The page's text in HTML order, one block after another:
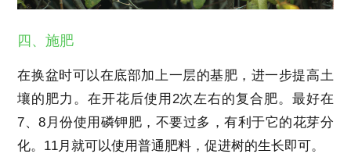
四、施肥
在换盆时可以在底部加上一层的基肥，进一步提高土
壤的肥力。在开花后使用2次左右的复合肥。最好在
7、8月份使用磷钾肥，不要过多，有利于它的花芽分
化。11月就可以使用普通肥料，促进树的生长即可。